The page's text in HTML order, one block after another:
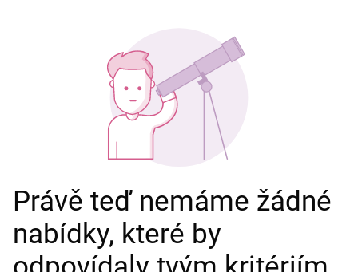
Právě teď nemáme žádné
nabídky, které by